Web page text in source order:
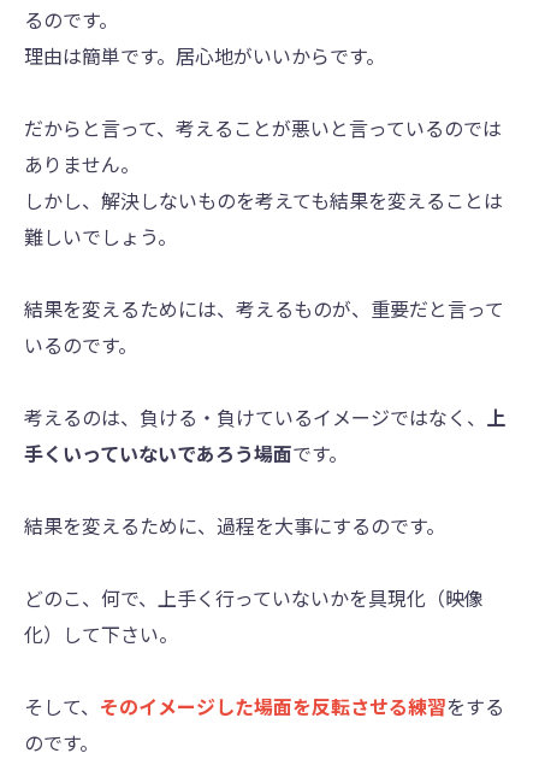
るのです。
理由は簡単です。居心地がいいからです。
だからと言って、考えることが悪いと言っているのでは
ありません。
しかし、解決しないものを考えても結果を変えることは
難しいでしょう。
結果を変えるためには、考えるものが、重要だと言って
いるのです。
考えるのは、負ける・負けているイメージではなく、 上
手くいっていないであろう場面です。
結果を変えるために、過程を大事にするのです。
どのこ、何で、上手く行っていないかを具現化（映像
化）して下さい。
そして、 そのイメージした場面を反転させる練習をする
のです。